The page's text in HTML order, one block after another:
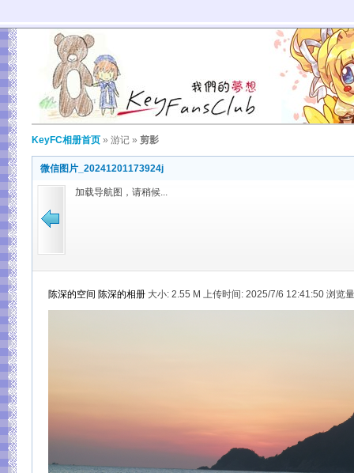
KeyFC相册首页 » 游记 » 剪影
微信图片_20241201173924j
加载导航图，请稍候...
陈深的空间 陈深的相册 大小: 2.55 M 上传时间: 2025/7/6 12:41:50 浏览